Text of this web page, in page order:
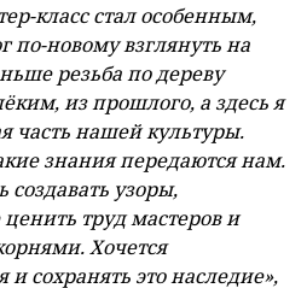
класс стал особенным,
по-новому взглянуть на
резьба по дереву
из прошлого, а здесь я
часть нашей культуры.
знания передаются нам.
узоры,
труд мастеров и
Хочется
и сохранять это наследие»,